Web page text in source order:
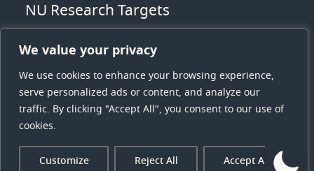
We value your privacy
We use cookies to enhance your browsing experience,
serve personalized ads or content, and analyze our
traffic. By clicking "Accept All", you consent to our use of
cookies.
Customize Reject All Accept All
NU Research Targets
2. High value health & medicines
3. Energy and low carbon society
5. Logistics and supply chain
Copyright © All rights reserved.